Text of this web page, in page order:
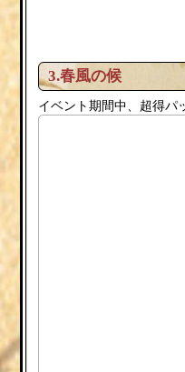
3.春風の候
イベント期間中、超得パ